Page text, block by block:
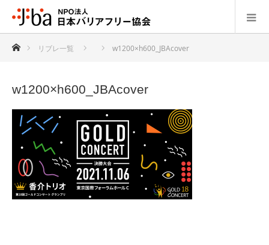
ホームリブレ一覧 w1200×h600_JBAcover
w1200×h600_JBAcover